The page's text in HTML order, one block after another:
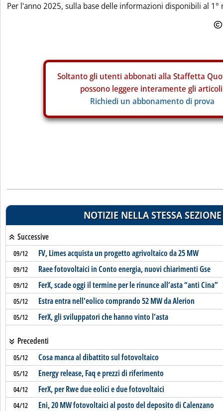
Per l'anno 2025, sulla base delle informazioni disponibili al 1°
Soltanto gli utenti abbonati alla Staffetta
possono leggere interamente gli
Richiedi un abbonamento di prova
NOTIZIE NELLA STESSA SEZIONE
Successive
09/12 FV, Limes acquista un progetto agrivoltaico da 25 MW
09/12 Raee fotovoltaici in Conto energia, nuovi chiarimenti Gse
09/12 FerX, scade oggi il termine per le rinunce all’asta “anti Cina”
05/12 Estra entra nell'eolico comprando 52 MW da Alerion
05/12 FerX, gli sviluppatori che hanno vinto l’asta
Precedenti
05/12 Cosa manca al dibattito sul fotovoltaico
05/12 Energy release, Faq e prezzi di riferimento
04/12 FerX, per Rwe due eolici e due fotovoltaici
04/12 Eni, 20 MW fotovoltaici al posto del deposito di Calenzano